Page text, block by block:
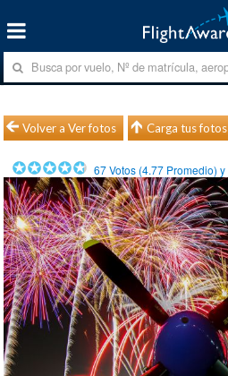
Volver a Ver fotos Carga tus fotos
67Votos (4.77 Promedio) y